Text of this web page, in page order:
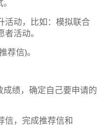
活动，比如：模拟联合
活动。
荐信)。
成绩，确定自己要申请的
信，完成推荐信和